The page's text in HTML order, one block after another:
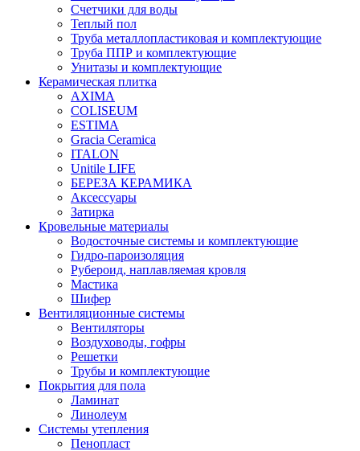
Счетчики для воды
Теплый пол
Труба металлопластиковая и комплектующие
Труба ППР и комплектующие
Унитазы и комплектующие
Керамическая плитка
AXIMA
COLISEUM
ESTIMA
Gracia Ceramica
ITALON
Unitile LIFE
БЕРЕЗА КЕРАМИКА
Аксессуары
Затирка
Кровельные материалы
Водосточные системы и комплектующие
Гидро-пароизоляция
Рубероид, наплавляемая кровля
Мастика
Шифер
Вентиляционные системы
Вентиляторы
Воздуховоды, гофры
Решетки
Трубы и комплектующие
Покрытия для пола
Ламинат
Линолеум
Системы утепления
Пенопласт